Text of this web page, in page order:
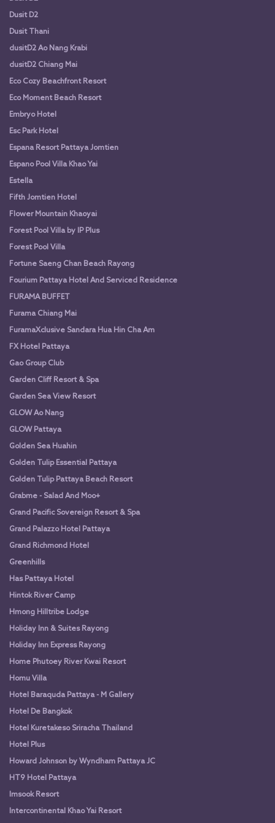
Dusit D2
Dusit Thani
dusitD2 Ao Nang Krabi
dusitD2 Chiang Mai
Eco Cozy Beachfront Resort
Eco Moment Beach Resort
Embryo Hotel
Esc Park Hotel
Espana Resort Pattaya Jomtien
Espano Pool Villa Khao Yai
Estella
Fifth Jomtien Hotel
Flower Mountain Khaoyai
Forest Pool Villa by IP Plus
Forest Pool Villa
Fortune Saeng Chan Beach Rayong
Fourium Pattaya Hotel And Serviced Residence
FURAMA BUFFET
Furama Chiang Mai
FuramaXclusive Sandara Hua Hin Cha Am
FX Hotel Pattaya
Gao Group Club
Garden Cliff Resort & Spa
Garden Sea View Resort
GLOW Ao Nang
GLOW Pattaya
Golden Sea Huahin
Golden Tulip Essential Pattaya
Golden Tulip Pattaya Beach Resort
Grabme - Salad And Moo+
Grand Pacific Sovereign Resort & Spa
Grand Palazzo Hotel Pattaya
Grand Richmond Hotel
Greenhills
Has Pattaya Hotel
Hintok River Camp
Hmong Hilltribe Lodge
Holiday Inn & Suites Rayong
Holiday Inn Express Rayong
Home Phutoey River Kwai Resort
Homu Villa
Hotel Baraquda Pattaya - M Gallery
Hotel De Bangkok
Hotel Kuretakeso Sriracha Thailand
Hotel Plus
Howard Johnson by Wyndham Pattaya JC
HT9 Hotel Pattaya
Imsook Resort
Intercontinental Khao Yai Resort